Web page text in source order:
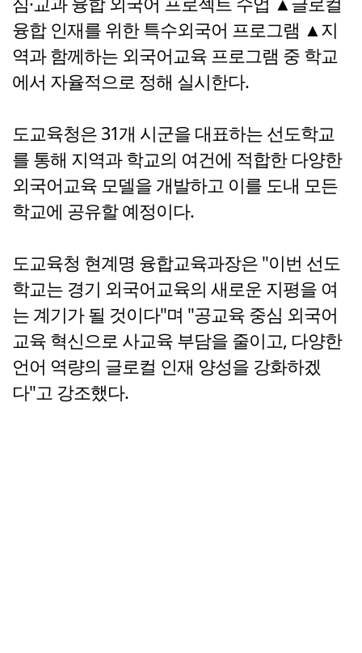
융합 인재를 위한 특수외국어 프로그램 ▲지
역과 함께하는 외국어교육 프로그램 중 학교
에서 자율적으로 정해 실시한다.
도교육청은 31개 시군을 대표하는 선도학교
를 통해 지역과 학교의 여건에 적합한 다양한
외국어교육 모델을 개발하고 이를 도내 모든
학교에 공유할 예정이다.
도교육청 현계명 융합교육과장은 "이번 선도
학교는 경기 외국어교육의 새로운 지평을 여
는 계기가 될 것이다"며 "공교육 중심 외국어
교육 혁신으로 사교육 부담을 줄이고, 다양한
언어 역량의 글로컬 인재 양성을 강화하겠
다"고 강조했다.